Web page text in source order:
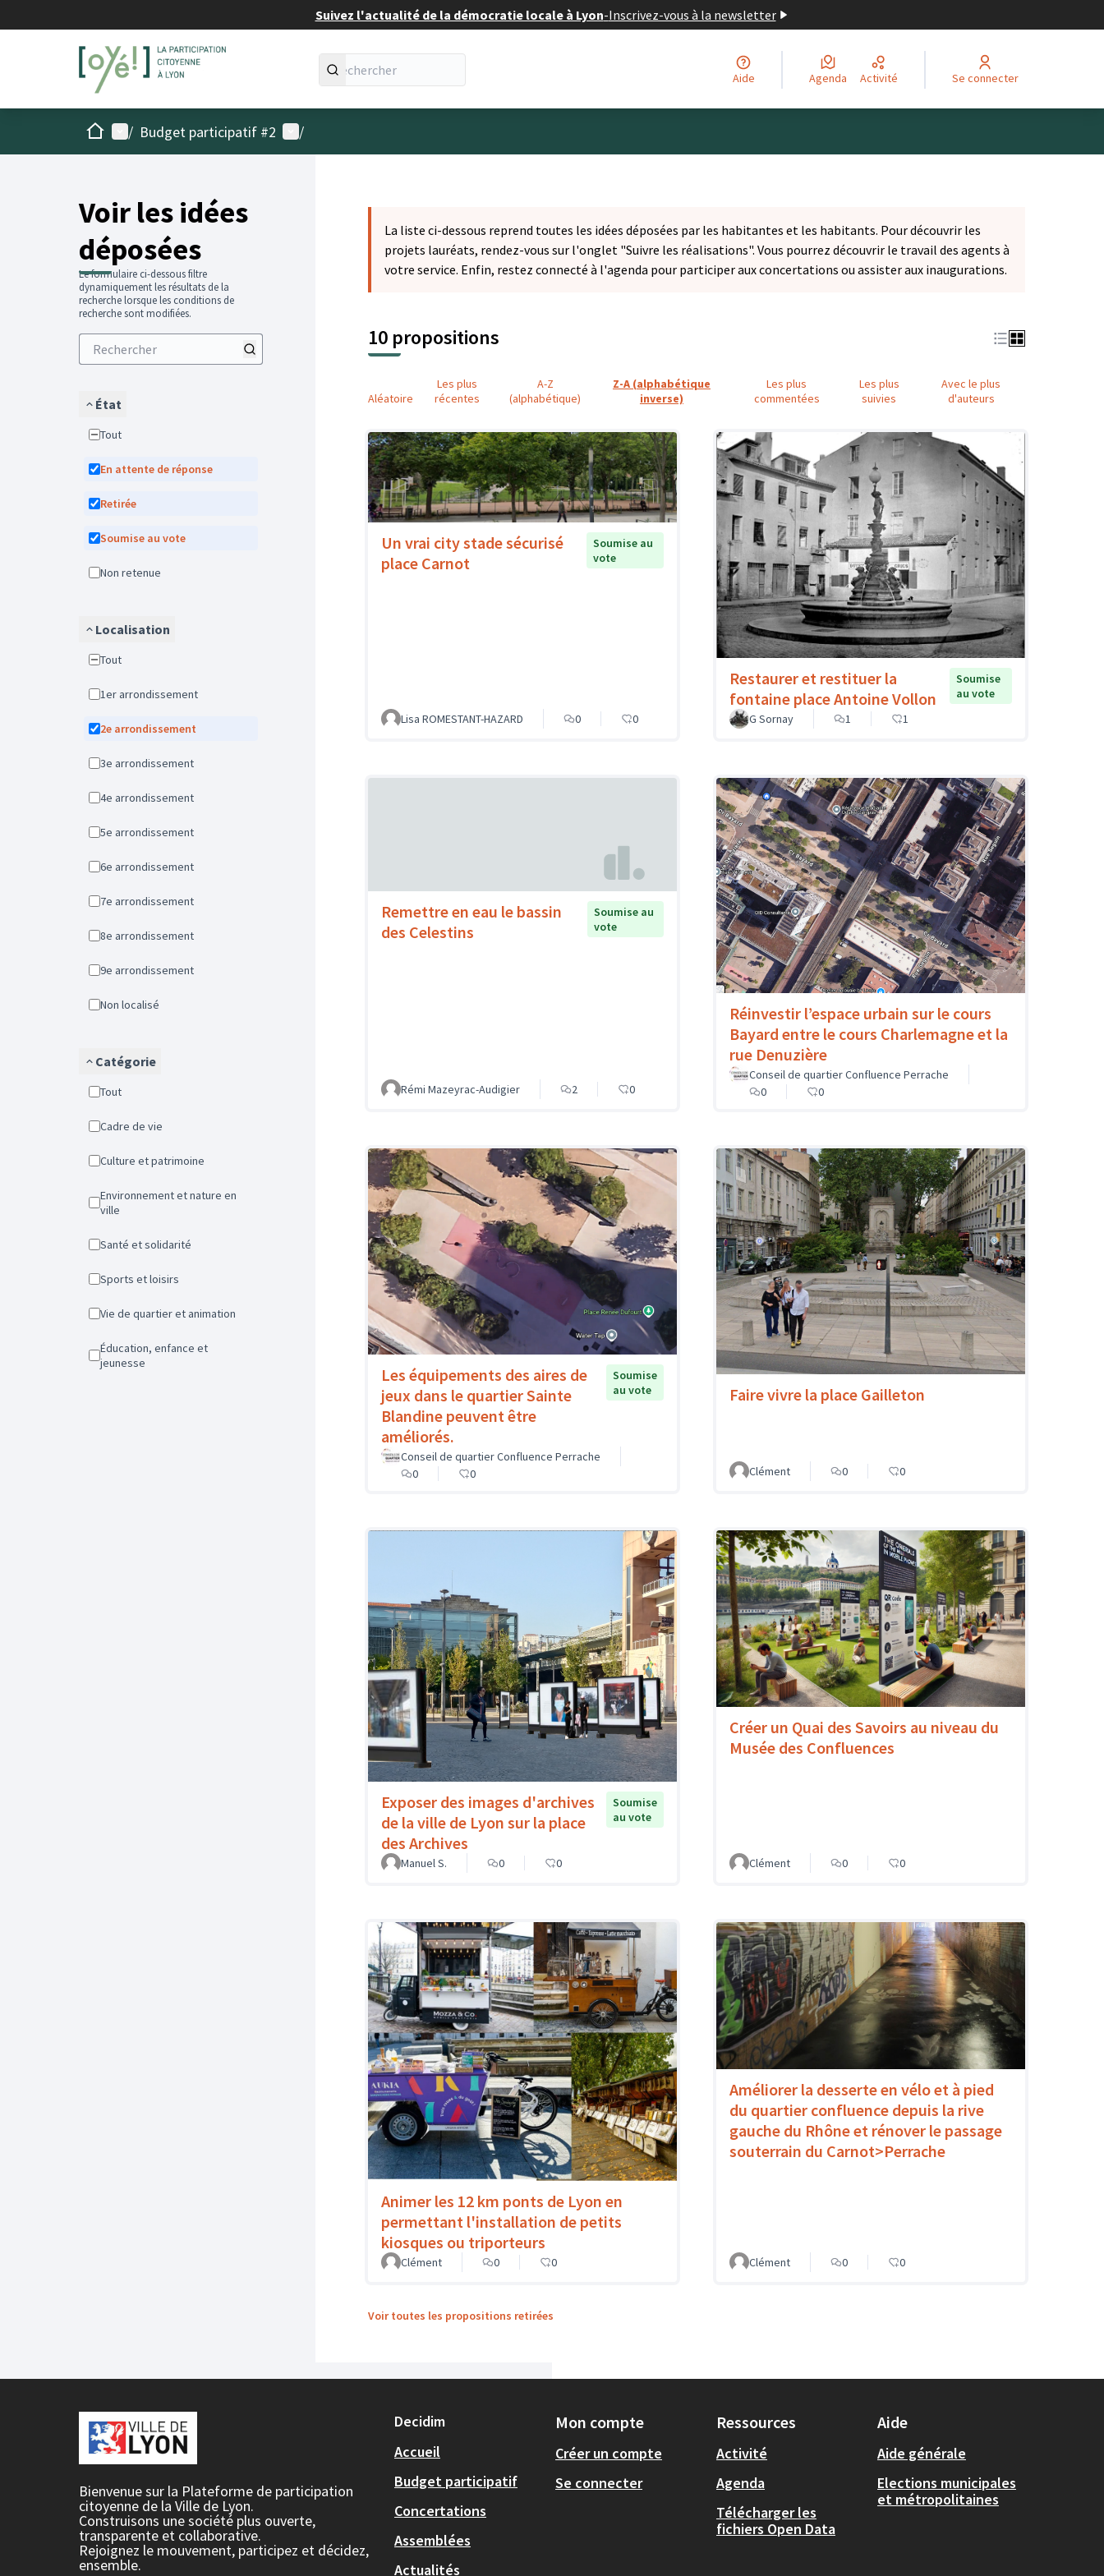
Suivez l'actualité de la démocratie locale à Lyon-Inscrivez-vous à la newsletter
Aide Agenda Activité Se connecter
AccueilMenu principal
/ Budget participatif #2 Menu utilisateur
/
Voir les idées
déposées
Le formulaire ci-dessous filtre
dynamiquement les résultats de la
recherche lorsque les conditions de
recherche sont modifiées.
État
Tout
En attente de réponse
Retirée
Soumise au vote
Non retenue
Localisation
Tout
1er arrondissement
2e arrondissement
3e arrondissement
4e arrondissement
5e arrondissement
6e arrondissement
7e arrondissement
8e arrondissement
9e arrondissement
Non localisé
Catégorie
Tout
Cadre de vie
Culture et patrimoine
Environnement et nature en
ville
Santé et solidarité
Sports et loisirs
Vie de quartier et animation
Éducation, enfance et
jeunesse
La liste ci-dessous reprend toutes les idées déposées par les habitantes et les habitants. Pour découvrir les
projets lauréats, rendez-vous sur l'onglet "Suivre les réalisations". Vous pourrez découvrir le travail des agents à
votre service. Enfin, restez connecté à l'agenda pour participer aux concertations ou assister aux inaugurations.
10 propositions
Aléatoire
Les plus
récentes
A-Z
(alphabétique)
Z-A (alphabétique
inverse)
Les plus
commentées
Les plus
suivies
Avec le plus
d'auteurs
Un vrai city stade sécurisé
place Carnot
Soumise au
vote
Lisa ROMESTANT-HAZARD 0 0
Restaurer et restituer la
fontaine place Antoine Vollon
Soumise
au vote
G Sornay
1 1
Remettre en eau le bassin
des Celestins
Soumise au
vote
Rémi Mazeyrac-Audigier 2 0
Réinvestir l’espace urbain sur le cours
Bayard entre le cours Charlemagne et la
rue Denuzière
Conseil de quartier Confluence Perrache
0
0
Les équipements des aires de
jeux dans le quartier Sainte
Blandine peuvent être
améliorés.
Soumise
au vote
Conseil de quartier Confluence Perrache
0
0
Faire vivre la place Gailleton
Clément 0 0
Exposer des images d'archives
de la ville de Lyon sur la place
des Archives
Soumise
au vote
Manuel S. 0 0
Créer un Quai des Savoirs au niveau du
Musée des Confluences
Clément 0 0
Animer les 12 km ponts de Lyon en
permettant l'installation de petits
kiosques ou triporteurs
Clément 0 0
Améliorer la desserte en vélo et à pied
du quartier confluence depuis la rive
gauche du Rhône et rénover le passage
souterrain du Carnot>Perrache
Clément 0 0
Voir toutes les propositions retirées
Bienvenue sur la Plateforme de participation
citoyenne de la Ville de Lyon.
Construisons une société plus ouverte,
transparente et collaborative.
Rejoignez le mouvement, participez et décidez,
ensemble.
Decidim
Accueil
Budget participatif
Concertations
Assemblées
Actualités
Mon compte
Créer un compte
Se connecter
Ressources
Activité
Agenda
Télécharger les
fichiers Open Data
Aide
Aide générale
Elections municipales
et métropolitaines